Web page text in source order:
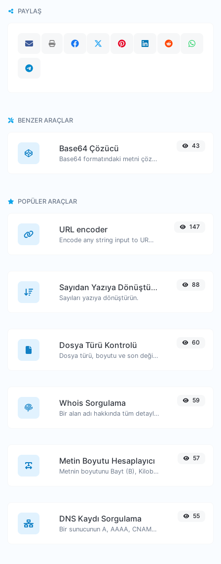
PAYLAŞ
BENZER ARAÇLAR
Base64 Çözücü
Base64 formatındaki metni çözerek orijinal haline getirin.
43
POPÜLER ARAÇLAR
URL encoder
Encode any string input to URL format.
147
Sayıdan Yazıya Dönüştürücü
Sayıları yazıya dönüştürün.
88
Dosya Türü Kontrolü
Dosya türü, boyutu ve son değiştirilme tarihi gibi bilgileri görüntüleyin.
60
Whois Sorgulama
Bir alan adı hakkında tüm detayları edinin.
59
Metin Boyutu Hesaplayıcı
Metnin boyutunu Bayt (B), Kilobayt (KB) veya Megabayt (MB) cinsinden alın.
57
DNS Kaydı Sorgulama
Bir sunucunun A, AAAA, CNAME, MX, NS, TXT, SOA DNS kayıtlarını bulun.
55